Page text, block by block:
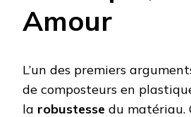
Amour
L’un des premiers
de composteurs en
la robustesse du matériau.